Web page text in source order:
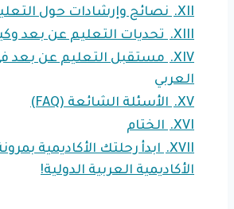
XII.
نصائح وإرشادات حول
XIII.
تحديات التعليم عن بعد
XIV.
مستقبل التعليم عن بعد
العربي
XV.
الأسئلة الشائعة (FAQ)
XVI.
الختام
XVII.
ابدأ رحلتك الأكاديمية
الأكاديمية العربية الدولية!